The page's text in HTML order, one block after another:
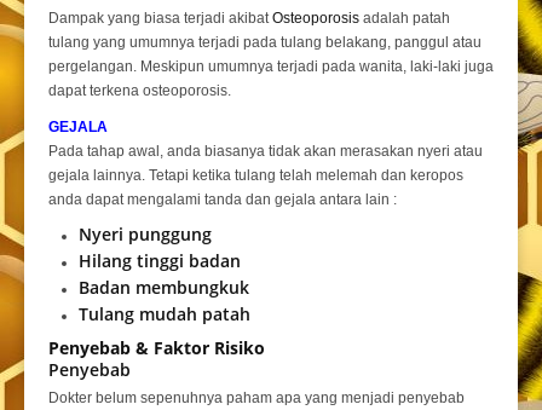
Dampak yang biasa terjadi akibatOsteoporosis adalah patah
tulang yang umumnya terjadi pada tulang belakang, panggul atau
pergelangan. Meskipun umumnya terjadi pada wanita, laki-laki juga
dapat terkena osteoporosis.
GEJALA
Pada tahap awal, anda biasanya tidak akan merasakan nyeri atau
gejala lainnya. Tetapi ketika tulang telah melemah dan keropos
anda dapat mengalami tanda dan gejala antara lain :
Nyeri punggung
Hilang tinggi badan
Badan membungkuk
Tulang mudah patah
Penyebab & Faktor Risiko
Penyebab
Dokter belum sepenuhnya paham apa yang menjadi penyebab